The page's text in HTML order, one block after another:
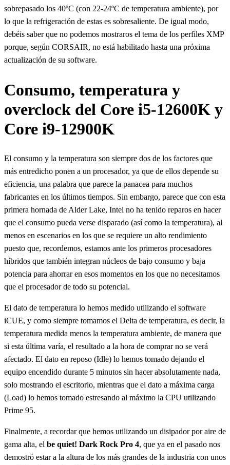
sobrepasado los 40ºC (con 22-24ºC de temperatura ambiente), por
lo que la refrigeración de estas es sobresaliente. De igual modo,
debéis saber que no podemos mostraros el tema de los perfiles XMP
porque, según CORSAIR, no está habilitado hasta una próxima
actualización de su software.
Consumo, temperatura y
overclock del Core i5-12600K y
Core i9-12900K
El consumo y la temperatura son siempre dos de los factores que
más entredicho ponen a un procesador, ya que de ellos depende su
eficiencia, una palabra que parece la panacea para muchos
fabricantes en los últimos tiempos. Sin embargo, parece que con esta
primera hornada de Alder Lake, Intel no ha tenido reparos en hacer
que el consumo pueda verse disparado (así como la temperatura), al
menos en escenarios en los que se requiere un alto rendimiento
puesto que, recordemos, estamos ante los primeros procesadores
híbridos que también integran núcleos de bajo consumo y baja
potencia para ahorrar en esos momentos en los que no necesitamos
que el procesador de todo su potencial.
El dato de temperatura lo hemos medido utilizando el software
iCUE, y como siempre tomamos el Delta de temperatura, es decir, la
temperatura medida menos la temperatura ambiente, de manera que
si esta última varía, el resultado a la hora de comprar no se verá
afectado. El dato en reposo (Idle) lo hemos tomado dejando el
equipo encendido durante 5 minutos sin hacer absolutamente nada,
solo mostrando el escritorio, mientras que el dato a máxima carga
(Load) lo hemos tomado estresando al máximo la CPU utilizando
Prime 95.
Finalmente, a recordar que hemos utilizando un disipador por aire de
gama alta, el be quiet! Dark Rock Pro 4, que ya en el pasado nos
demostró estar a la altura de los más grandes de la industria con unos